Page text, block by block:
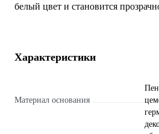
белый цвет и становится
Характеристики
Материал основания